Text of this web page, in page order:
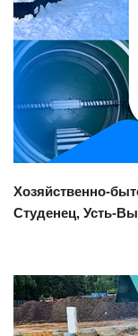
Хозяйственно-
Студенец, Усть-